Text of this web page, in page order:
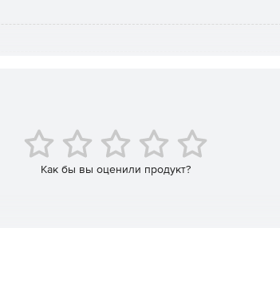
архитектуры с механизмом опроса.
через электронную почту или пейджер.
отчетов.
Как бы вы оценили продукт?